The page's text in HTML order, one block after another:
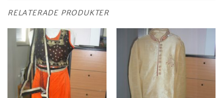
RELATERADE PRODUKTER